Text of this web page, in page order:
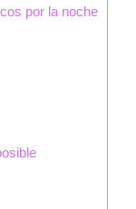
por la noche